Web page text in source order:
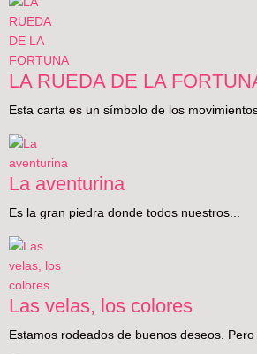
LA RUEDA DE LA
Esta carta es un símbolo de los
La aventurina
Es la gran piedra donde todos nuestros...
Las velas, los colores
Estamos rodeados de buenos deseos. Pero